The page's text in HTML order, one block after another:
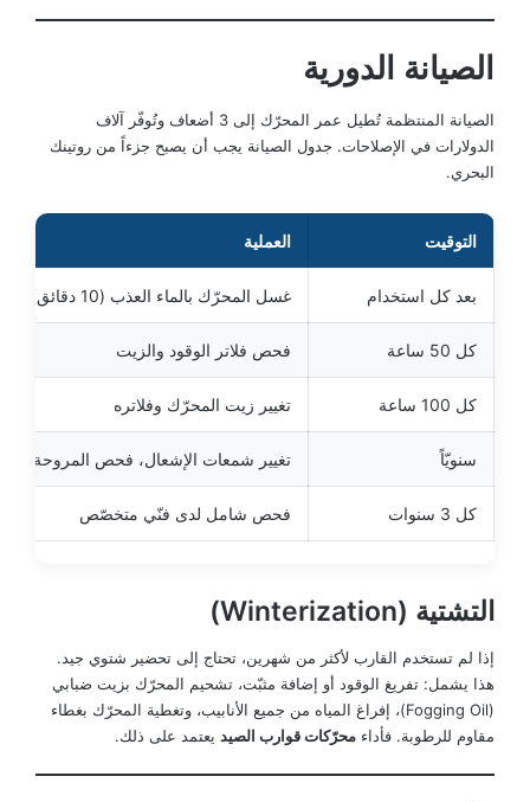
الصيانة الدورية
الصيانة المنتظمة تُطيل عمر المحرّك إلى 3 أضعاف وتُوفّر آلاف
الدولارات في الإصلاحات. جدول الصيانة يجب أن يصبح جزءاً من روتينك
البحري.
التوقيت العملية
بعد كل استخدام غسل المحرّك بالماء العذب (10 دقائق)
كل 50 ساعة فحص فلاتر الوقود والزيت
كل 100 ساعة تغيير زيت المحرّك وفلاتره
سنويّاً تغيير شمعات الإشعال، فحص المروحة
كل 3 سنوات فحص شامل لدى فنّي متخصّص
التشتية (Winterization)
إذا لم تستخدم القارب لأكثر من شهرين، تحتاج إلى تحضير شتوي جيد.
هذا يشمل: تفريغ الوقود أو إضافة مثبّت، تشحيم المحرّك بزيت ضبابي
(Fogging Oil)، إفراغ المياه من جميع الأنابيب، وتغطية المحرّك بغطاء
مقاوم للرطوبة. فأداء محرّكات قوارب الصيد يعتمد على ذلك.